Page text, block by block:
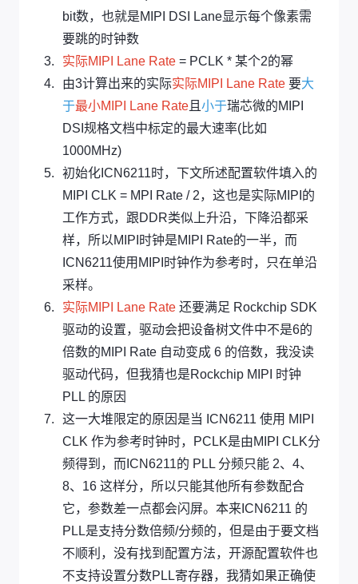
bit数，也就是MIPI DSI Lane显示每个像素需
要跳的时钟数
实际MIPI Lane Rate = PCLK * 某个2的幂
由3计算出来的实际实际MIPI Lane Rate 要大
于最小MIPI Lane Rate 且 小于瑞芯微的MIPI
DSI规格文档中标定的最大速率(比如
1000MHz)
初始化ICN6211时，下文所述配置软件填入的
MIPI CLK = MPI Rate / 2，这也是实际MIPI的
工作方式，跟DDR类似上升沿，下降沿都采
样，所以MIPI时钟是MIPI Rate的一半，而
ICN6211使用MIPI时钟作为参考时，只在单沿
采样。
实际MIPI Lane Rate 还要满足 Rockchip SDK
驱动的设置，驱动会把设备树文件中不是6的
倍数的MIPI Rate 自动变成 6 的倍数，我没读
驱动代码，但我猜也是Rockchip MIPI 时钟
PLL 的原因
这一大堆限定的原因是当 ICN6211 使用 MIPI
CLK 作为参考时钟时，PCLK是由MIPI CLK分
频得到，而ICN6211的 PLL 分频只能 2、4、
8、16 这样分，所以只能其他所有参数配合
它，参数差一点都会闪屏。本来ICN6211 的
PLL是支持分数倍频/分频的，但是由于要文档
不顺利，没有找到配置方法，开源配置软件也
不支持设置分数PLL寄存器，我猜如果正确使